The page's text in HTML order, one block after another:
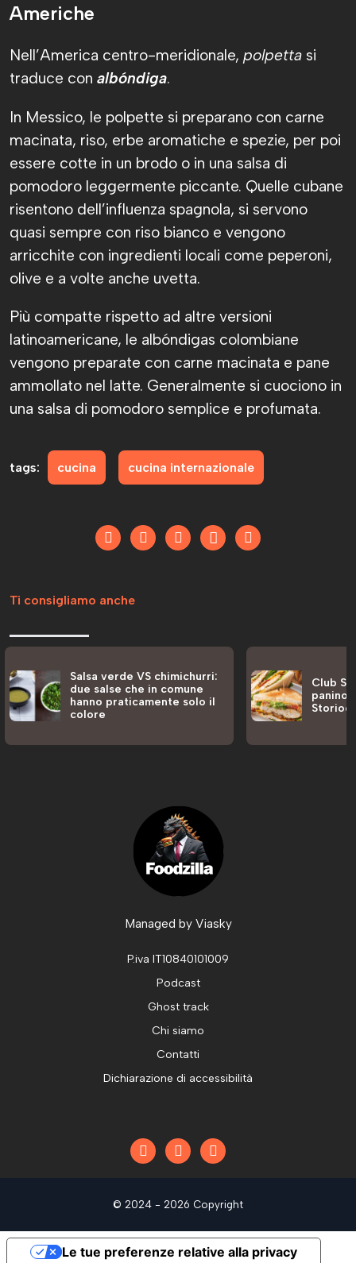
Americhe
Nell’America centro-meridionale, polpetta si
traduce con albóndiga.
In Messico, le polpette si preparano con carne
macinata, riso, erbe aromatiche e spezie, per poi
essere cotte in un brodo o in una salsa di
pomodoro leggermente piccante. Quelle cubane
risentono dell’influenza spagnola, si servono
quasi sempre con riso bianco e vengono
arricchite con ingredienti locali come peperoni,
olive e a volte anche uvetta.
Più compatte rispetto ad altre versioni
latinoamericane, le albóndigas colombiane
vengono preparate con carne macinata e pane
ammollato nel latte. Generalmente si cuociono in
una salsa di pomodoro semplice e profumata.
tags: cucina cucina internazionale
Ti consigliamo anche
Salsa verde VS chimichurri:
due salse che in comune
hanno praticamente solo il
colore
Club
panino
Managed by Viasky
P.iva IT10840101009
Podcast
Ghost track
Chi siamo
Contatti
Dichiarazione di accessibilità
© 2024 - 2026 Copyright
Le tue preferenze relative alla privacy